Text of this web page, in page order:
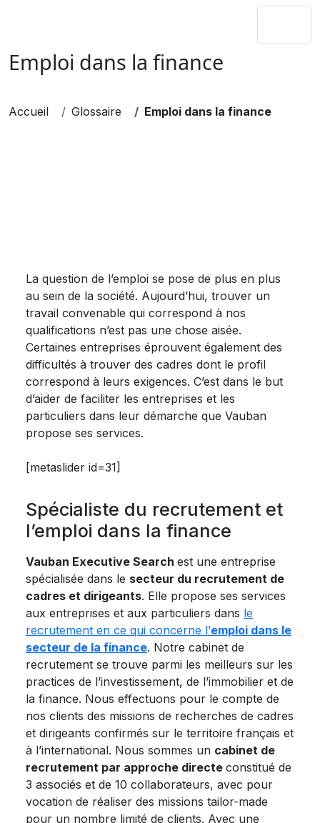
Emploi dans la finance
Accueil Glossaire Emploi dans la finance
La question de l’emploi se pose de plus en plus
au sein de la société. Aujourd’hui, trouver un
travail convenable qui correspond à nos
qualifications n’est pas une chose aisée.
Certaines entreprises éprouvent également des
difficultés à trouver des cadres dont le profil
correspond à leurs exigences. C’est dans le but
d’aider de faciliter les entreprises et les
particuliers dans leur démarche que Vauban
propose ses services.
[metaslider id=31]
Spécialiste du recrutement et
l’emploi dans la finance
Vauban Executive Search est une entreprise
spécialisée dans le secteur du recrutement de
cadres et dirigeants. Elle propose ses services
aux entreprises et aux particuliers dans le
recrutement en ce qui concerne l’emploi dans le
secteur de la finance. Notre cabinet de
recrutement se trouve parmi les meilleurs sur les
practices de l’investissement, de l’immobilier et de
la finance. Nous effectuons pour le compte de
nos clients des missions de recherches de cadres
et dirigeants confirmés sur le territoire français et
à l’international. Nous sommes un cabinet de
recrutement par approche directe constitué de
3 associés et de 10 collaborateurs, avec pour
vocation de réaliser des missions tailor-made
pour un nombre limité de clients. Avec une